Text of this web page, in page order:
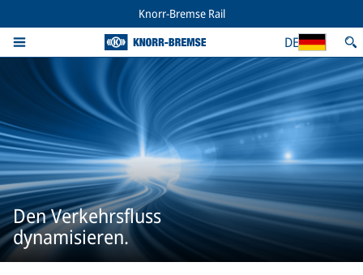
Knorr-Bremse Rail
DE
Den Verkehrsfluss
dynamisieren.